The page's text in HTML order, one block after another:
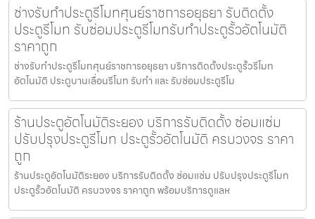
ช่างรับทำประตูรีโมทศุนย์ราชการอยุธยา รับติดตั้ง
ประตูรีโมท รับซ่อมประตูรีโมทรับทำประตูรั้วอัตโนมัติ
ราคาถูก
ช่างรับทำประตูรีโมทศุนย์ราชการอยุธยา บริการติดตั้งประตูรั้วรีโมท
อัตโนมัติ ประตูบานเลื่อนรีโมท รับทำ และ รับซ่อมประตูรีโม
ร้านประตูอัตโนมัติระยอง บริการรับติดตั้ง ซ่อมแซ่ม
ปรับปรุงประตูรีโมท ประตูรั้วอัตโนมัติ ครบวงจร ราคา
ถูก
ร้านประตูอัตโนมัติระยอง บริการรับติดตั้ง ซ่อมแซ่ม ปรับปรุงประตูรีโมท
ประตูรั้วอัตโนมัติ ครบวงจร ราคาถูก พร้อมบริการดูแลห